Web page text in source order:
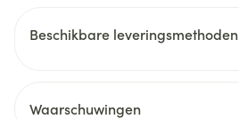
Beschikbare leveringsmethoden
Waarschuwingen